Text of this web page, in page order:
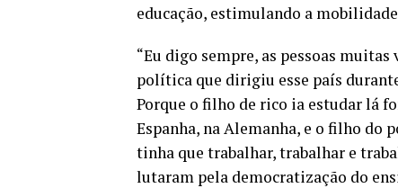
educação, estimulando a
“Eu digo sempre, as pessoas
política que dirigiu esse país
Porque o filho de rico ia estudar lá
Espanha, na Alemanha, e o filho do
tinha que trabalhar, trabalhar e
lutaram pela democratização do